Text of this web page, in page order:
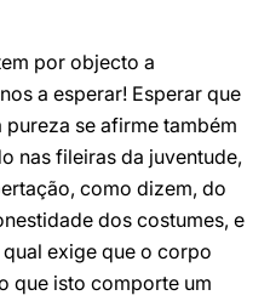
por objecto a
a esperar! Esperar que
se afirme também
nas fileiras da juventude,
como dizem, do
dos costumes, e
exige que o corpo
que isto comporte um